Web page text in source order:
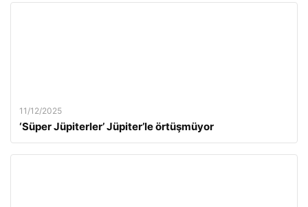
11/12/2025
‘Süper Jüpiterler’ Jüpiter’le örtüşmüyor